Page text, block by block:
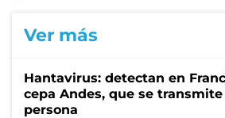
Ver más
Hantavirus: detectan en
cepa Andes, que se
persona